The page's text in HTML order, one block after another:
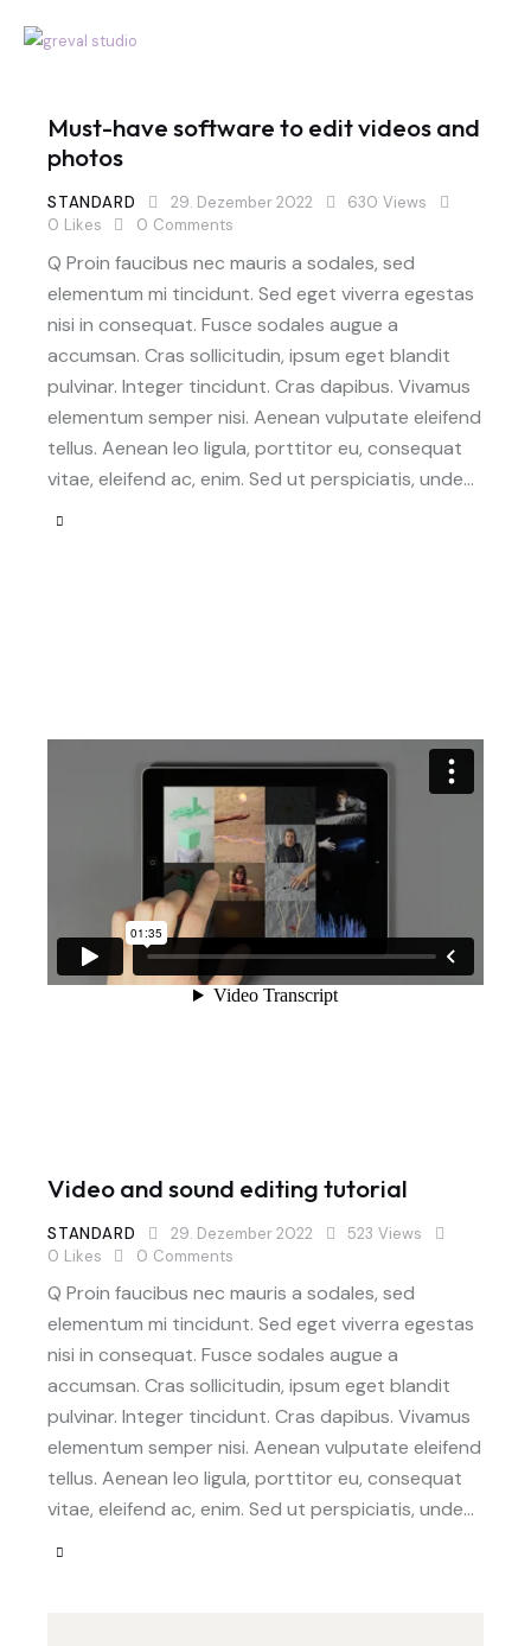
Must-have software to edit videos and
photos
STANDARD 29. Dezember 2022 630 Views
0 Likes 0 Comments
Q Proin faucibus nec mauris a sodales, sed
elementum mi tincidunt. Sed eget viverra egestas
nisi in consequat. Fusce sodales augue a
accumsan. Cras sollicitudin, ipsum eget blandit
pulvinar. Integer tincidunt. Cras dapibus. Vivamus
elementum semper nisi. Aenean vulputate eleifend
tellus. Aenean leo ligula, porttitor eu, consequat
vitae, eleifend ac, enim. Sed ut perspiciatis, unde…
Video and sound editing tutorial
STANDARD 29. Dezember 2022 523 Views
0 Likes 0 Comments
Q Proin faucibus nec mauris a sodales, sed
elementum mi tincidunt. Sed eget viverra egestas
nisi in consequat. Fusce sodales augue a
accumsan. Cras sollicitudin, ipsum eget blandit
pulvinar. Integer tincidunt. Cras dapibus. Vivamus
elementum semper nisi. Aenean vulputate eleifend
tellus. Aenean leo ligula, porttitor eu, consequat
vitae, eleifend ac, enim. Sed ut perspiciatis, unde…